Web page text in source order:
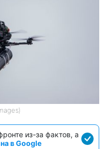
из-за фактов, а
в Google